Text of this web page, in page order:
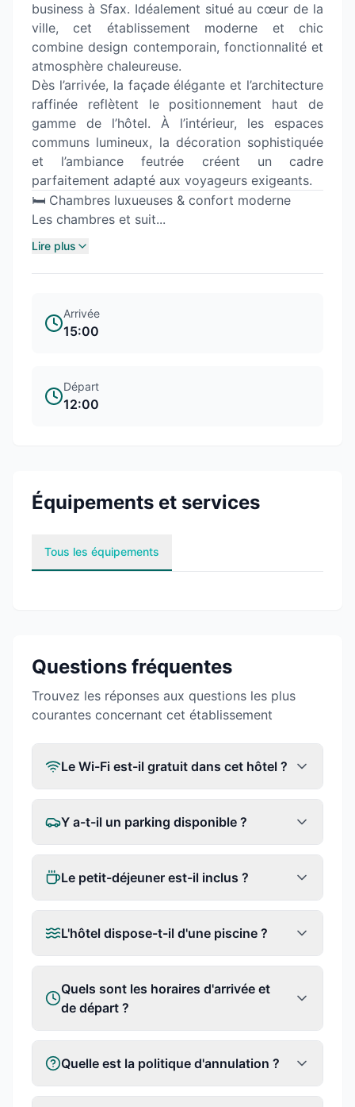
business à Sfax. Idéalement situé au cœur de la
ville, cet établissement moderne et chic
combine design contemporain, fonctionnalité et
atmosphère chaleureuse.
Dès l’arrivée, la façade élégante et l’architecture
raffinée reflètent le positionnement haut de
gamme de l’hôtel. À l’intérieur, les espaces
communs lumineux, la décoration sophistiquée
et l’ambiance feutrée créent un cadre
parfaitement adapté aux voyageurs exigeants.
🛏️ Chambres luxueuses & confort moderne
Les chambres et suit...
Lire plus
Arrivée
15:00
Départ
12:00
Équipements et services
Tous les équipements
Questions fréquentes
Trouvez les réponses aux questions les plus
courantes concernant cet établissement
Le Wi-Fi est-il gratuit dans cet hôtel ?
Y a-t-il un parking disponible ?
Le petit-déjeuner est-il inclus ?
L'hôtel dispose-t-il d'une piscine ?
Quels sont les horaires d'arrivée et
de départ ?
Quelle est la politique d'annulation ?